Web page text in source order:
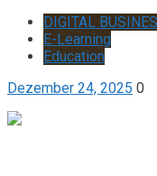
DIGITAL
E-Learning
Education
Dezember 24, 2025 0